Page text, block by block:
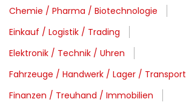
Chemie / Pharma / Biotechnologie
Einkauf / Logistik / Trading
Elektronik / Technik / Uhren
Fahrzeuge / Handwerk / Lager / Transport
Finanzen / Treuhand / Immobilien